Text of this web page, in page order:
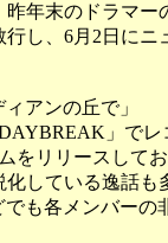
年末のドラマ
し、6月2日にニ
ィアンの丘で」
」でレ
をリリースして
している逸話も
も各メンバーの